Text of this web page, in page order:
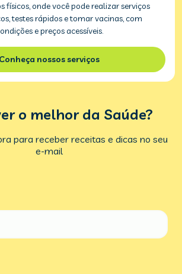
físicos, onde você pode realizar serviços
testes rápidos e tomar vacinas, com
e preços acessíveis.
Conheça nossos serviços
o melhor da Saúde?
para receber receitas e dicas no seu
e-mail